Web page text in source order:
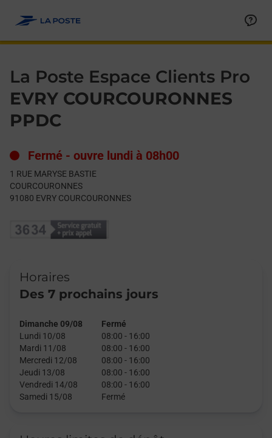
La Poste Espace Clients Pro
EVRY COURCOURONNES
PPDC
Fermé - ouvre lundi à 08h00
1 RUE MARYSE BASTIE
COURCOURONNES
91080 EVRY COURCOURONNES
Horaires
Des 7 prochains jours
Dimanche 09/08
Fermé
Lundi 10/08
08:00 - 16:00
Mardi 11/08
08:00 - 16:00
Mercredi 12/08
08:00 - 16:00
Jeudi 13/08
08:00 - 16:00
Vendredi 14/08
08:00 - 16:00
Samedi 15/08
Fermé